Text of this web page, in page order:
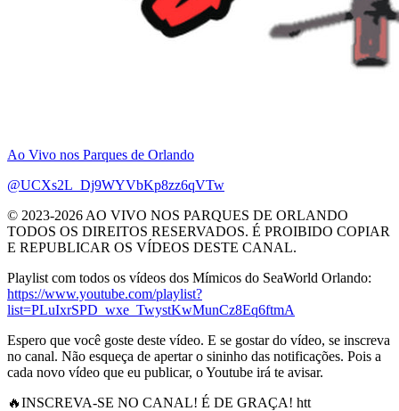
Ao Vivo nos Parques de Orlando
@UCXs2L_Dj9WYVbKp8zz6qVTw
© 2023-2026 AO VIVO NOS PARQUES DE ORLANDO
TODOS OS DIREITOS RESERVADOS. É PROIBIDO COPIAR
E REPUBLICAR OS VÍDEOS DESTE CANAL.
Playlist com todos os vídeos dos Mímicos do SeaWorld Orlando:
https://www.youtube.com/playlist?
list=PLuIxrSPD_wxe_TwystKwMunCz8Eq6ftmA
Espero que você goste deste vídeo. E se gostar do vídeo, se inscreva
no canal. Não esqueça de apertar o sininho das notificações. Pois a
cada novo vídeo que eu publicar, o Youtube irá te avisar.
🔥INSCREVA-SE NO CANAL! É DE GRAÇA! htt